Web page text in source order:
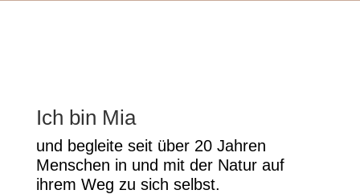
Ich bin Mia
und begleite seit über 20 Jahren
Menschen in und mit der Natur auf
ihrem Weg zu sich selbst.